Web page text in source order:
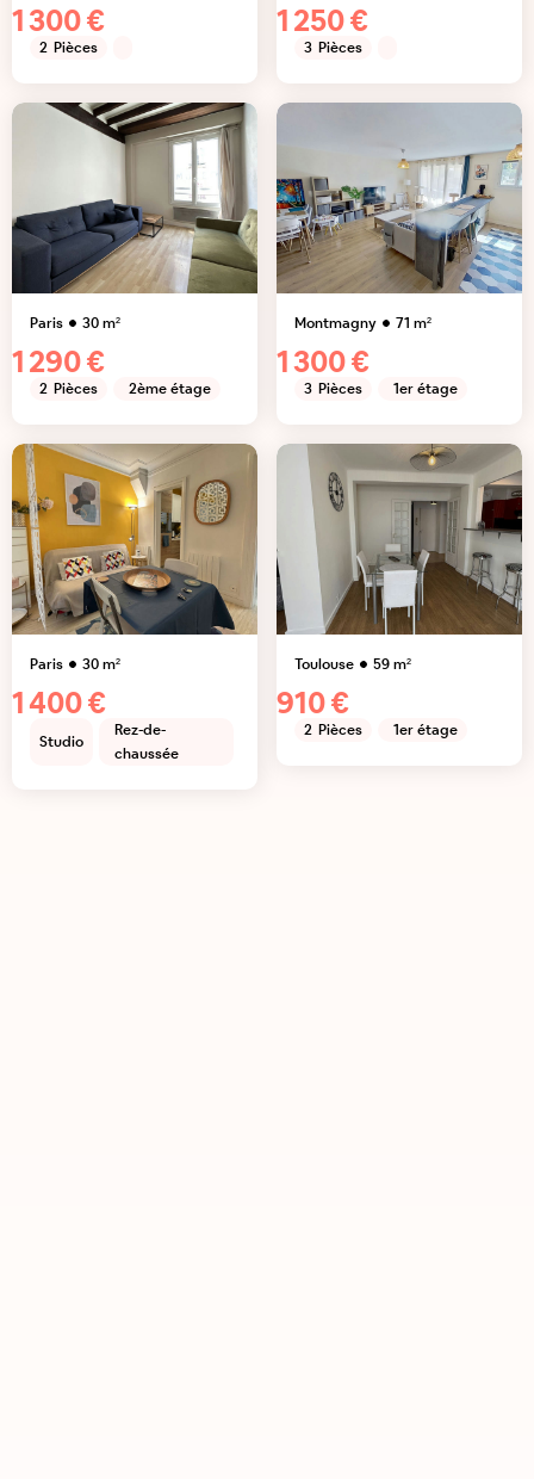
1 300 €
2 Pièces
1 250 €
3 Pièces
Paris 30m²
1 290 €
2 Pièces 2ème étage
Montmagny 71 m²
1 300 €
3 Pièces 1er étage
Paris 30m²
1 400 €
Studio
Rez-de-
chaussée
Toulouse 59m²
910 €
2 Pièces 1er étage